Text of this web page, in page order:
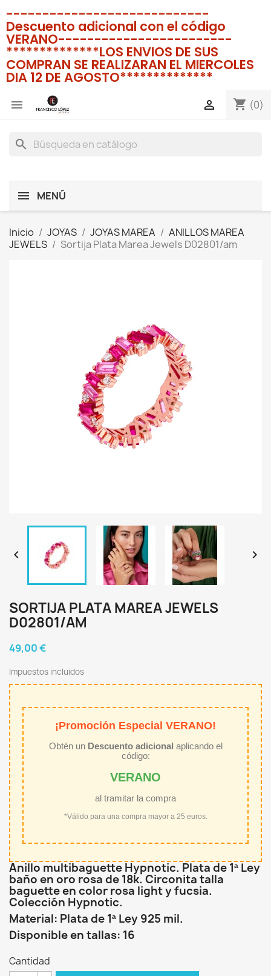
----------------------------
Descuento adicional con el código
VERANO------------------------
**************LOS ENVIOS DE SUS
COMPRAN SE REALIZARAN EL MIERCOLES
DIA 12 DE AGOSTO**************
 shopping_cart (0)

search
MENÚ
Inicio JOYAS JOYAS MAREA
ANILLOS MAREA
JEWELS
Sortija Plata Marea Jewels D02801/am
 
SORTIJA PLATA MAREA JEWELS
D02801/AM
49,00 €
Impuestos incluidos
¡Promoción Especial VERANO!
Obtén un Descuento adicional aplicando el
código:
VERANO
al tramitar la compra
*Válido para una compra mayor a 25 euros.
Anillo multibaguette Hypnotic. Plata de 1ª Ley
baño en oro rosa de 18k. Circonita talla
baguette en color rosa light y fucsia.
Colección Hypnotic.
Material: Plata de 1ª Ley 925 mil.
Disponible en tallas: 16
Cantidad